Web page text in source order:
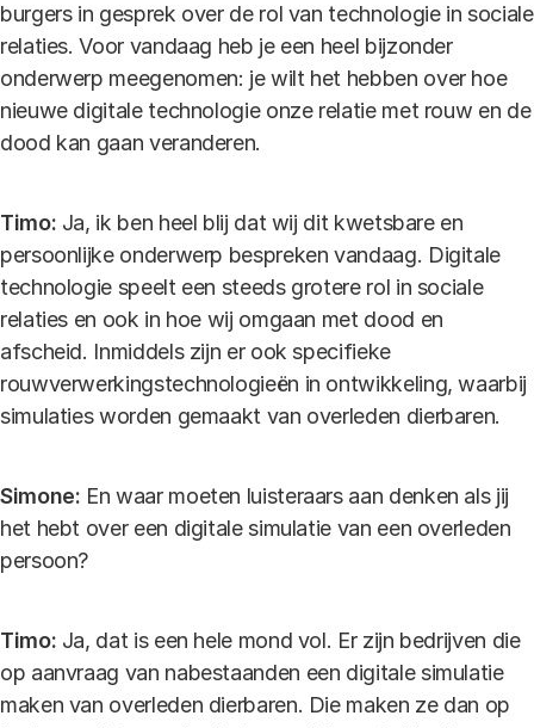
burgers in gesprek over de rol van technologie in sociale
relaties. Voor vandaag heb je een heel bijzonder
onderwerp meegenomen: je wilt het hebben over hoe
nieuwe digitale technologie onze relatie met rouw en de
dood kan gaan veranderen.
Timo: Ja, ik ben heel blij dat wij dit kwetsbare en
persoonlijke onderwerp bespreken vandaag. Digitale
technologie speelt een steeds grotere rol in sociale
relaties en ook in hoe wij omgaan met dood en
afscheid. Inmiddels zijn er ook specifieke
rouwverwerkingstechnologieën in ontwikkeling, waarbij
simulaties worden gemaakt van overleden dierbaren.
Simone: En waar moeten luisteraars aan denken als jij
het hebt over een digitale simulatie van een overleden
persoon?
Timo: Ja, dat is een hele mond vol. Er zijn bedrijven die
op aanvraag van nabestaanden een digitale simulatie
maken van overleden dierbaren. Die maken ze dan op